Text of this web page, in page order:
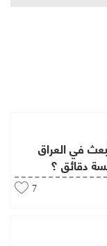
في العراق
دقائق ؟
7